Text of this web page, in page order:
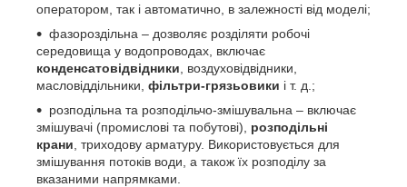
оператором, так і автоматично, в залежності від моделі;
фазороздільна – дозволяє розділяти робочі
середовища у водопроводах, включає
конденсатовідвідники , воздуховідвідники,
масловіддільники, фільтри-грязьовики і т. д.;
розподільна та розподільчо-змішувальна – включає
змішувачі (промислові та побутові), розподільні
крани , триходову арматуру. Використовується для
змішування потоків води, а також їх розподілу за
вказаними напрямками.